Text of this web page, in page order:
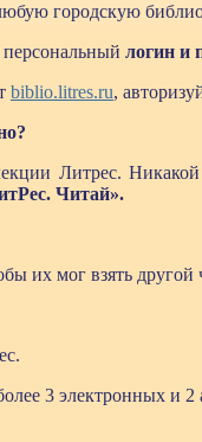
городскую
логин и
biblio.litres.ru,
Литрес.
Читай».
их мог взять другой
3 электронных и 2